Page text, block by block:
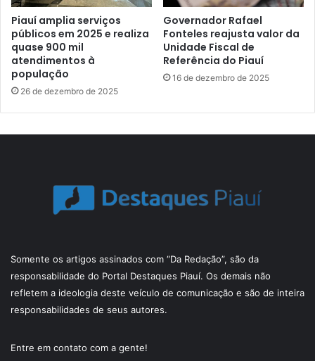
Piauí amplia serviços
públicos em 2025 e realiza
quase 900 mil
atendimentos à
população
26 de dezembro de 2025
Governador Rafael
Fonteles reajusta valor da
Unidade Fiscal de
Referência do Piauí
16 de dezembro de 2025
Somente os artigos assinados com “Da Redação”, são da
responsabilidade do Portal Destaques Piauí. Os demais não
refletem a ideologia deste veículo de comunicação e são de inteira
responsabilidades de seus autores.
Entre em contato com a gente!